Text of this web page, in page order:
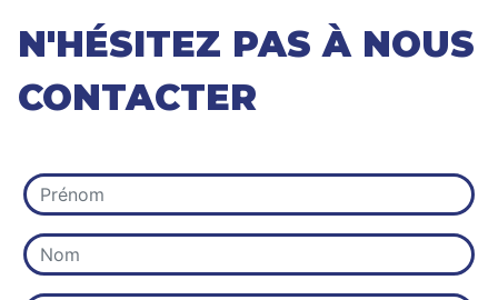
N'HÉSITEZ PAS À NOUS
CONTACTER